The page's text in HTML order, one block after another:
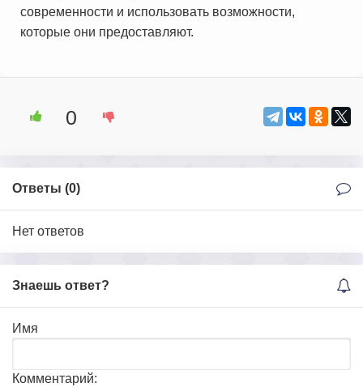
современности и использовать возможности,
которые они предоставляют.
0
Ответы (0)
Нет ответов
Знаешь ответ?
Имя
Комментарий: